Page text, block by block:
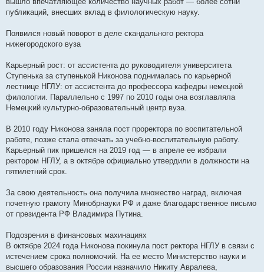
публикаций, внесших вклад в филологическую науку.
Появился новый поворот в деле скандального ректора
нижегородского вуза
Карьерный рост: от ассистента до руководителя университета
Ступенька за ступенькой Никонова поднималась по карьерной
лестнице НГЛУ: от ассистента до профессора кафедры немецкой
филологии. Параллельно с 1997 по 2010 годы она возглавляла
Немецкий культурно-образовательный центр вуза.
В 2010 году Никонова заняла пост проректора по воспитательной
работе, позже стала отвечать за учебно-воспитательную работу.
Карьерный пик пришелся на 2019 год — в апреле ее избрали
ректором НГЛУ, а в октябре официально утвердили в должности на
пятилетний срок.
За свою деятельность она получила множество наград, включая
почетную грамоту Минобрнауки РФ и даже благодарственное письмо
от президента РФ Владимира Путина.
Подозрения в финансовых махинациях
В октябре 2024 года Никонова покинула пост ректора НГЛУ в связи с
истечением срока полномочий. На ее место Министерство науки и
высшего образования России назначило Никиту Авралева,